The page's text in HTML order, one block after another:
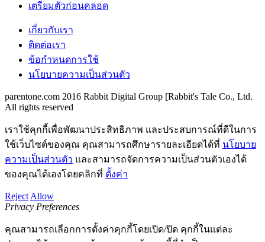
เตรียมตัวก่อนคลอด
เกี่ยวกับเรา
ติดต่อเรา
ข้อกำหนดการใช้
นโยบายความเป็นส่วนตัว
parentone.com 2016 Rabbit Digital Group [Rabbit's Tale Co., Ltd.
All rights reserved
เราใช้คุกกี้เพื่อพัฒนาประสิทธิภาพ และประสบการณ์ที่ดีในการ
ใช้เว็บไซต์ของคุณ คุณสามารถศึกษารายละเอียดได้ที่ นโยบาย
ความเป็นส่วนตัว และสามารถจัดการความเป็นส่วนตัวเองได้
ของคุณได้เองโดยคลิกที่ ตั้งค่า
Reject Allow
Privacy Preferences
คุณสามารถเลือกการตั้งค่าคุกกี้โดยเปิด/ปิด คุกกี้ในแต่ละ